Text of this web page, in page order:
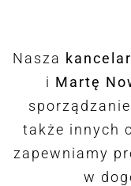
Nasza
i Martę
także innych
zapewniamy
w